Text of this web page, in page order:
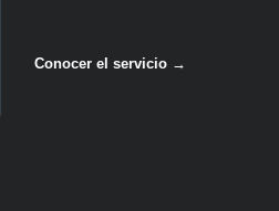
Conocer el servicio →